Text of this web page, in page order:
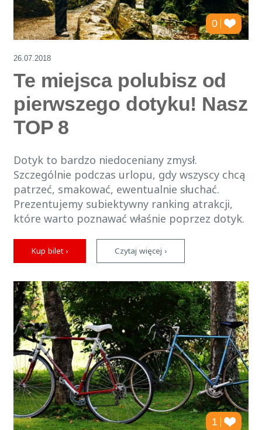
0
26.07.2018
Te miejsca polubisz od
pierwszego dotyku! Nasz
TOP 8
Dotyk to bardzo niedoceniany zmysł.
Szczególnie podczas urlopu, gdy wszyscy chcą
patrzeć, smakować, ewentualnie słuchać.
Prezentujemy subiektywny ranking atrakcji,
które warto poznawać właśnie poprzez dotyk.
Kup bilet › Czytaj więcej ›
1